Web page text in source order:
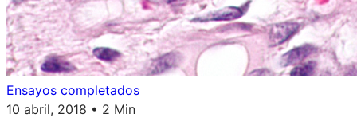
Ensayos completados
10 abril, 2018 • 2 Min